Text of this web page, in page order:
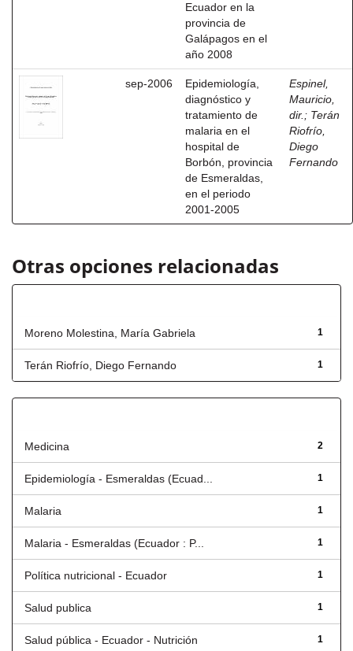
Ecuador en la
provincia de
Galápagos en el
año 2008
sep-2006
Epidemiología,
diagnóstico y
tratamiento de
malaria en el
hospital de
Borbón, provincia
de Esmeraldas,
en el periodo
2001-2005
Espinel,
Mauricio,
dir. ; Terán
Riofrío,
Diego
Fernando
Otras opciones relacionadas
1
Moreno Molestina, María Gabriela
1
Terán Riofrío, Diego Fernando
2
Medicina
1
Epidemiología - Esmeraldas (Ecuad...
1
Malaria
1
Malaria - Esmeraldas (Ecuador : P...
1
Política nutricional - Ecuador
1
Salud publica
1
Salud pública - Ecuador - Nutrición